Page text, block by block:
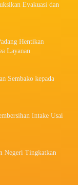
Evakuasi dan
Hentikan
Layanan
Sembako kepada
Intake Usai
Negeri Tingkatkan